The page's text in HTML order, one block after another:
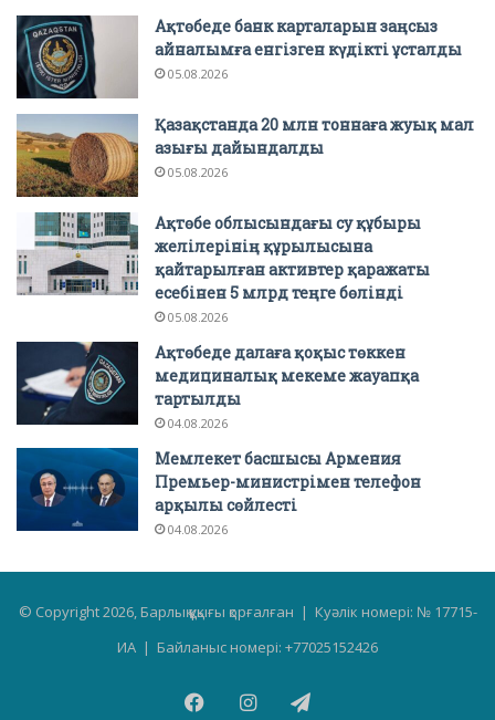
Ақтөбеде банк карталарын заңсыз
айналымға енгізген күдікті ұсталды
05.08.2026
Қазақстанда 20 млн тоннаға жуық мал
азығы дайындалды
05.08.2026
Ақтөбе облысындағы су құбыры
желілерінің құрылысына
қайтарылған активтер қаражаты
есебінен 5 млрд теңге бөлінді
05.08.2026
Ақтөбеде далаға қоқыс төккен
медициналық мекеме жауапқа
тартылды
04.08.2026
Мемлекет басшысы Армения
Премьер-министрімен телефон
арқылы сөйлесті
04.08.2026
© Copyright 2026, Барлық құқығы қорғалған | Куәлік номері: № 17715-
ИА | Байланыс номері: +77025152426
FacebookInstagramTelegram